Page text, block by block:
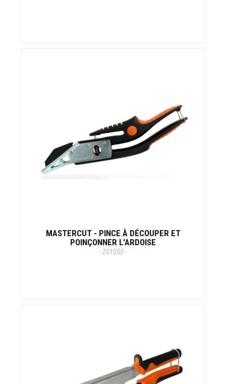
MASTERCUT - PINCE À DÉCOUPER ET
POINÇONNER L'ARDOISE
- 231055 -